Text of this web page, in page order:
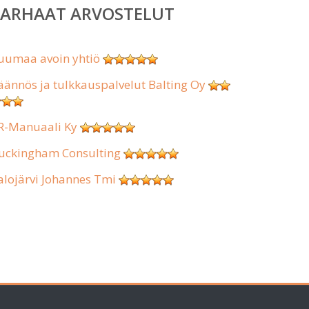
ARVOSTELUT
avoin yhtiö
ja tulkkauspalvelut Balting Oy
Manuaali Ky
Consulting
Johannes Tmi